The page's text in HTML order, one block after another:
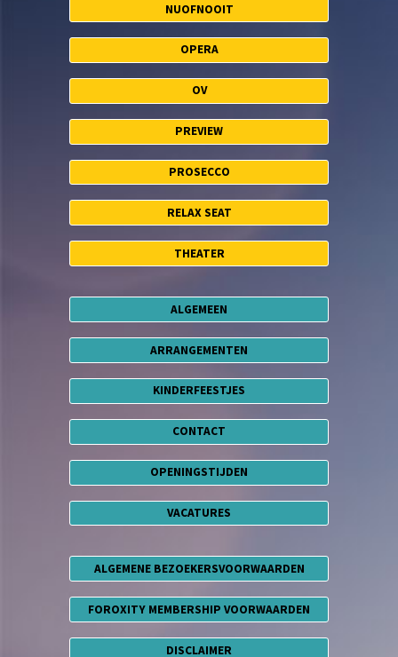
NUOFNOOIT
OPERA
OV
PREVIEW
PROSECCO
RELAX SEAT
THEATER
ALGEMEEN
ARRANGEMENTEN
KINDERFEESTJES
CONTACT
OPENINGSTIJDEN
VACATURES
ALGEMENE BEZOEKERSVOORWAARDEN
FOROXITY MEMBERSHIP VOORWAARDEN
DISCLAIMER